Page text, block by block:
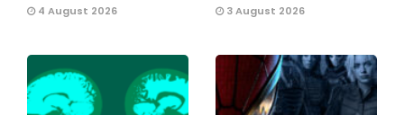
4 August 2026 3 August 2026